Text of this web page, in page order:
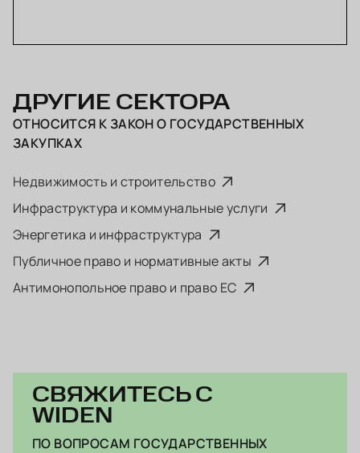
ДРУГИЕ СЕКТОРА
ОТНОСИТСЯ КЗАКОН О ГОСУДАРСТВЕННЫХ
ЗАКУПКАХ
Недвижимость и строительство
Инфраструктура и коммунальные услуги
Энергетика и инфраструктура
Публичное право и нормативные акты
Антимонопольное право и право ЕС
СВЯЖИТЕСЬ С
WIDEN
ПО ВОПРОСАМ ГОСУДАРСТВЕННЫХ